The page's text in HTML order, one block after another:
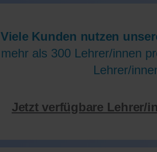
Viele Kunden nutzen
mehr als 300 Lehrer/innen
Lehrer/
Jetzt verfügbare Lehrer/